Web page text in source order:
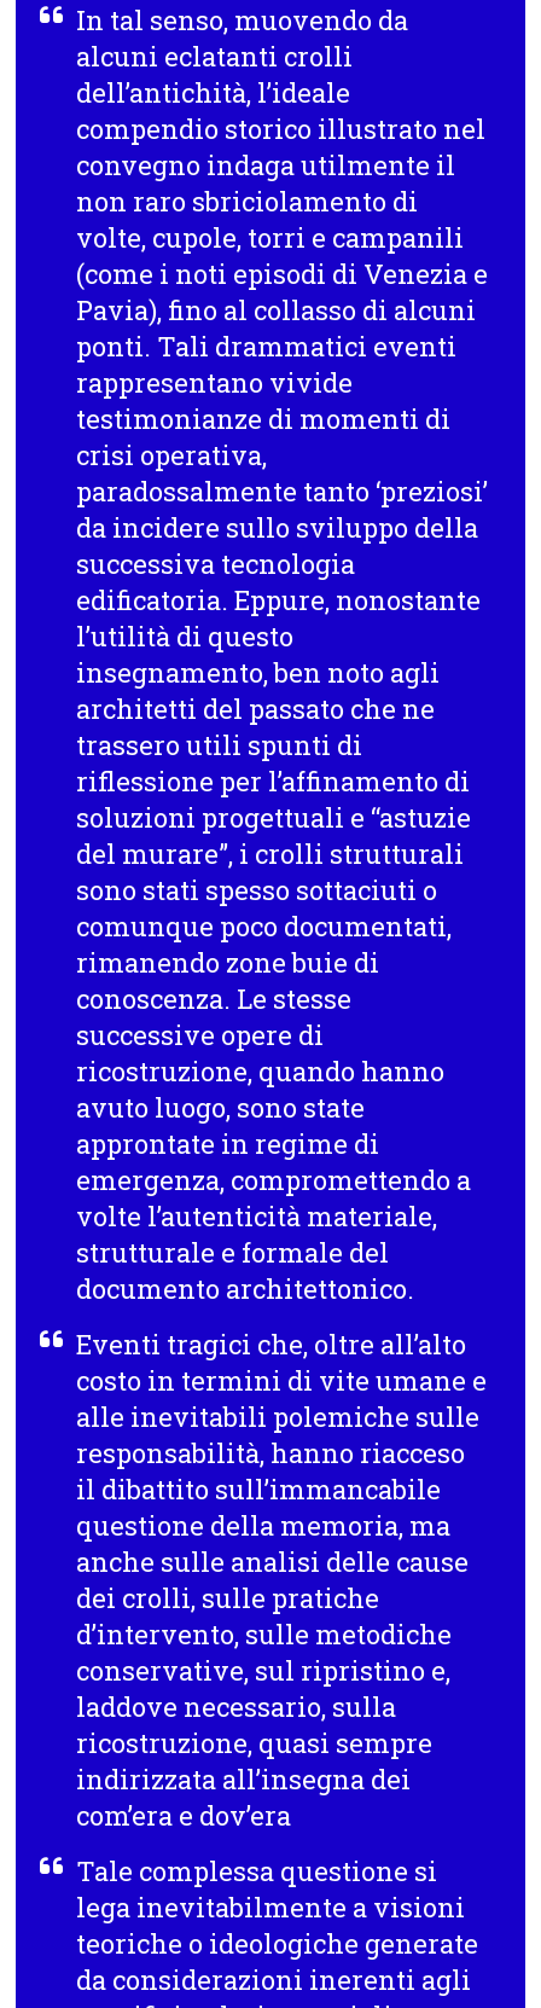
In tal senso, muovendo da
alcuni eclatanti crolli
dell’antichità, l’ideale
compendio storico illustrato nel
convegno indaga utilmente il
non raro sbriciolamento di
volte, cupole, torri e campanili
(come i noti episodi di Venezia e
Pavia), fino al collasso di alcuni
ponti. Tali drammatici eventi
rappresentano vivide
testimonianze di momenti di
crisi operativa,
paradossalmente tanto ‘preziosi’
da incidere sullo sviluppo della
successiva tecnologia
edificatoria. Eppure, nonostante
l’utilità di questo
insegnamento, ben noto agli
architetti del passato che ne
trassero utili spunti di
riflessione per l’affinamento di
soluzioni progettuali e “astuzie
del murare”, i crolli strutturali
sono stati spesso sottaciuti o
comunque poco documentati,
rimanendo zone buie di
conoscenza. Le stesse
successive opere di
ricostruzione, quando hanno
avuto luogo, sono state
approntate in regime di
emergenza, compromettendo a
volte l’autenticità materiale,
strutturale e formale del
documento architettonico.
Eventi tragici che, oltre all’alto
costo in termini di vite umane e
alle inevitabili polemiche sulle
responsabilità, hanno riacceso
il dibattito sull’immancabile
questione della memoria, ma
anche sulle analisi delle cause
dei crolli, sulle pratiche
d’intervento, sulle metodiche
conservative, sul ripristino e,
laddove necessario, sulla
ricostruzione, quasi sempre
indirizzata all’insegna dei
com’era e dov’era
Tale complessa questione si
lega inevitabilmente a visioni
teoriche o ideologiche generate
da considerazioni inerenti agli